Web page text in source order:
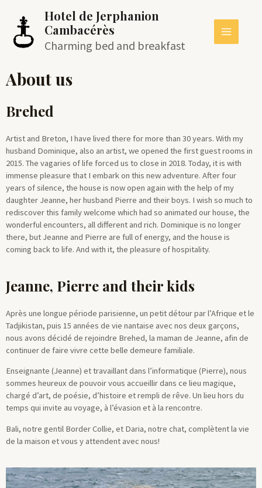
Hotel de Jerphanion
Cambacérès
Charming bed and breakfast
About us
Brehed
Artist and Breton, I have lived there for more than 30 years. With my
husband Dominique, also an artist, we opened the first guest rooms in
2015. The vagaries of life forced us to close in 2018. Today, it is with
immense pleasure that I embark on this new adventure. After four
years of silence, the house is now open again with the help of my
daughter Jeanne, her husband Pierre and their boys. I wish so much to
rediscover this family welcome which had so animated our house, the
wonderful encounters, all different and rich. Dominique is no longer
there, but Jeanne and Pierre are full of energy, and the house is
coming back to life. And with it, the pleasure of hospitality.
Jeanne, Pierre and their kids
Après une longue période parisienne, un petit détour par l’Afrique et le
Tadjikistan, puis 15 années de vie nantaise avec nos deux garçons,
nous avons décidé de rejoindre Brehed, la maman de Jeanne, afin de
continuer de faire vivre cette belle demeure familiale.
Enseignante (Jeanne) et travaillant dans l’informatique (Pierre), nous
sommes heureux de pouvoir vous accueillir dans ce lieu magique,
chargé d’art, de poésie, d’histoire et rempli de rêve. Un lieu hors du
temps qui invite au voyage, à l’évasion et à la rencontre.
Bali, notre gentil Border Collie, et Daria, notre chat, complètent la vie
de la maison et vous y attendent avec nous!